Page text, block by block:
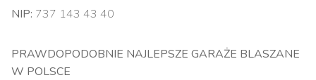
NIP: 737 143 43 40
PRAWDOPODOBNIE NAJLEPSZE GARAŻE BLASZANE
W POLSCE